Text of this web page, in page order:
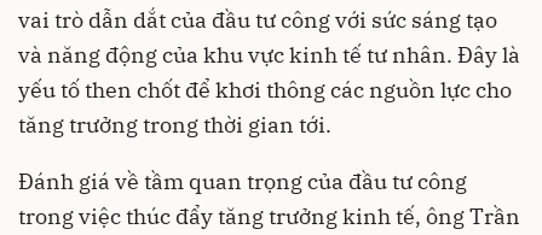
vai trò dẫn dắt của đầu tư công với sức sáng tạo
và năng động của khu vực kinh tế tư nhân. Đây là
yếu tố then chốt để khơi thông các nguồn lực cho
tăng trưởng trong thời gian tới.
Đánh giá về tầm quan trọng của đầu tư công
trong việc thúc đẩy tăng trưởng kinh tế, ông Trần